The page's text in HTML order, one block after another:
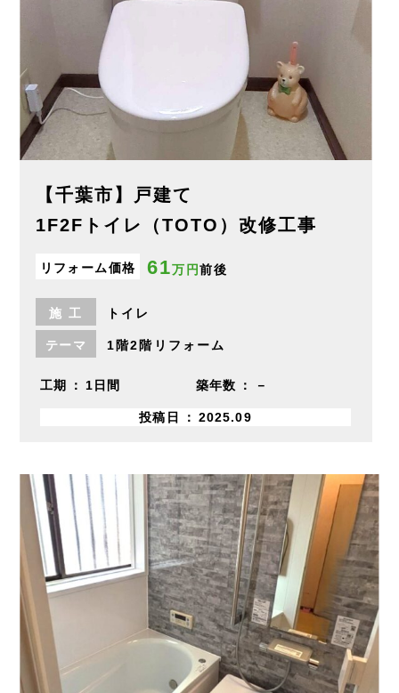
【千葉市】戸建て
1F2Fトイレ（TOTO）改修工事
リフォーム価格 61万円前後
施工 トイレ
テーマ 1階2階リフォーム
工期 1日間 築年数 －
投稿日 2025.09